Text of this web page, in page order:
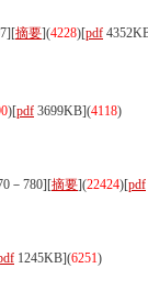
摘要](4228)[pdf
)[pdf 3699KB](4118)
－780][摘要](22424)[pdf
1245KB](6251)